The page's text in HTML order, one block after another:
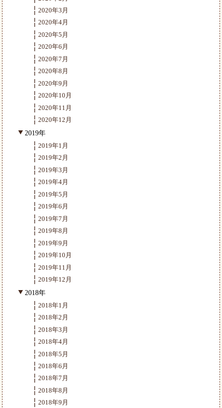
2020年3月
2020年4月
2020年5月
2020年6月
2020年7月
2020年8月
2020年9月
2020年10月
2020年11月
2020年12月
2019年
2019年1月
2019年2月
2019年3月
2019年4月
2019年5月
2019年6月
2019年7月
2019年8月
2019年9月
2019年10月
2019年11月
2019年12月
2018年
2018年1月
2018年2月
2018年3月
2018年4月
2018年5月
2018年6月
2018年7月
2018年8月
2018年9月